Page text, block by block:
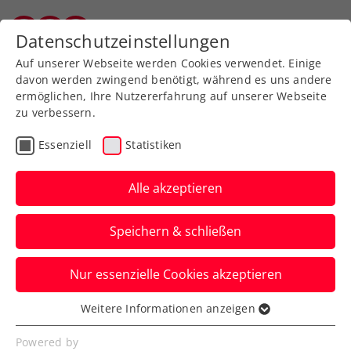
Zurück zur Newsübersicht
Turniere
Babolat Cup: Sageder und
Schmidhofer trumpfen
bei Finale in Lyon auf
Die heimischen Nachwuchstalente
behaupten sich in Frankreich gegen die
starke europäische Konkurrenz.
Verfasst von: Presseaussendung / Redaktion, 16.12.2024
Datenschutzeinstellungen
Auf unserer Webseite werden Cookies verwendet. Einige
davon werden zwingend benötigt, während es uns andere
ermöglichen, Ihre Nutzererfahrung auf unserer Webseite
zu verbessern.
Essenziell Statistiken
Alle akzeptieren
Speichern & schließen
Nur essenzielle Cookies akzeptieren
Essenziell
Essenzielle Cookies werden für grundlegende
Weitere Informationen anzeigen
Powered by